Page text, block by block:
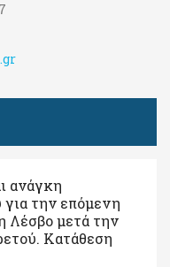
ανάγκη
την επόμενη
Λέσβο μετά την
Kατάθεση